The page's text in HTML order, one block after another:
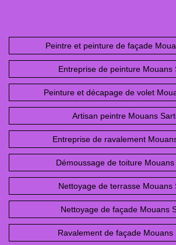
Peintre et peinture de façade
Entreprise de peinture Mouans
Peinture et décapage de volet
Artisan peintre Mouans
Entreprise de ravalement
Démoussage de toiture
Nettoyage de terrasse Mouans
Nettoyage de façade Mouans
Ravalement de façade Mouans